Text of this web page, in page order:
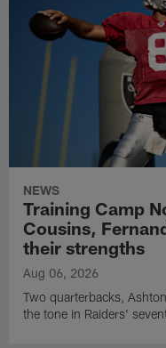
NEWS
Training Camp
Cousins,
their strengths
Aug 06, 2026
Two quarterbacks,
the tone in Raiders'